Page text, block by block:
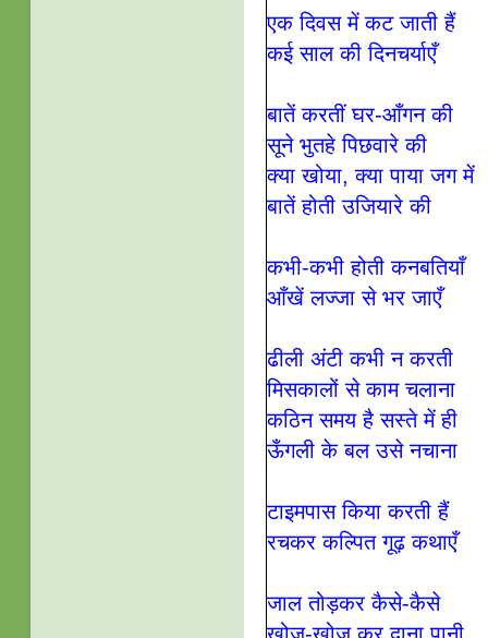
एक दिवस में कट जाती हैं
कई साल की दिनचर्याएँ
बातें करतीं घर-आँगन की
सूने भुतहे पिछवारे की
क्या खोया, क्या पाया जग में
बातें होती उजियारे की
कभी-कभी होती कनबतियाँ
आँखें लज्जा से भर जाएँ
ढीली अंटी कभी न करती
मिसकालों से काम चलाना
कठिन समय है सस्ते में ही
ऊँगली के बल उसे नचाना
टाइमपास किया करती हैं
रचकर कल्पित गूढ़ कथाएँ
जाल तोड़कर कैसे-कैसे